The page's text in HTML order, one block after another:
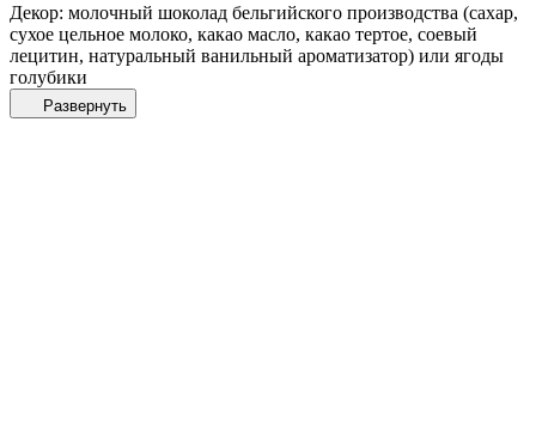
Декор: молочный шоколад бельгийского производства (сахар,
сухое цельное молоко, какао масло, какао тертое, соевый
лецитин, натуральный ванильный ароматизатор) или ягоды
голубики
Развернуть